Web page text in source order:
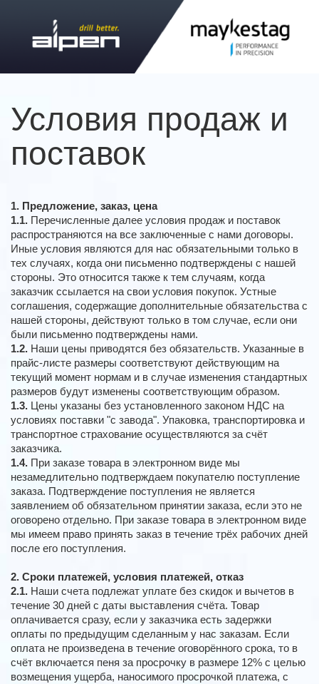
Условия продаж и
поставок
1. Предложение, заказ, цена
1.1. Перечисленные далее условия продаж и поставок
распространяются на все заключенные с нами договоры.
Иные условия являются для нас обязательными только в
тех случаях, когда они письменно подтверждены с нашей
стороны. Это относится также к тем случаям, когда
заказчик ссылается на свои условия покупок. Устные
соглашения, содержащие дополнительные обязательства с
нашей стороны, действуют только в том случае, если они
были письменно подтверждены нами.
1.2. Наши цены приводятся без обязательств. Указанные в
прайс-листе размеры соответствуют действующим на
текущий момент нормам и в случае изменения стандартных
размеров будут изменены соответствующим образом.
1.3. Цены указаны без установленного законом НДС на
условиях поставки "с завода". Упаковка, транспортировка и
транспортное страхование осуществляются за счёт
заказчика.
1.4. При заказе товара в электронном виде мы
незамедлительно подтверждаем покупателю поступление
заказа. Подтверждение поступления не является
заявлением об обязательном принятии заказа, если это не
оговорено отдельно. При заказе товара в электронном виде
мы имеем право принять заказ в течение трёх рабочих дней
после его поступления.
2. Сроки платежей, условия платежей, отказ
2.1. Наши счета подлежат уплате без скидок и вычетов в
течение 30 дней с даты выставления счёта. Товар
оплачивается сразу, если у заказчика есть задержки
оплаты по предыдущим сделанным у нас заказам. Если
оплата не произведена в течение оговорённого срока, то в
счёт включается пеня за просрочку в размере 12% с целью
возмещения ущерба, наносимого просрочкой платежа, с